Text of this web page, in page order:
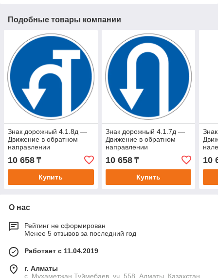
Подобные товары компании
Знак дорожный 4.1.8д —
Движение в обратном
направлении
10 658 ₸
Купить
Знак дорожный 4.1.7д —
Движение в обратном
направлении
10 658₸
Купить
10
О нас
Рейтинг не сформирован
Менее 5 отзывов за последний год
Работает с 11.04.2019
г. Алматы
с. Мухаметжан Туймебаев, уч. 558, Алматы, Казахстан